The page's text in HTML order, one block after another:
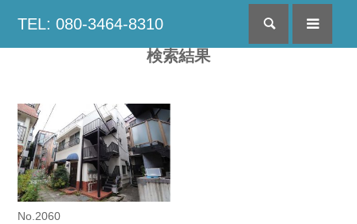
TEL: 080-3464-8310 検索
検索結果
No.2060